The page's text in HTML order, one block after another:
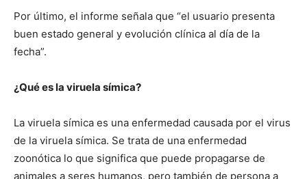
Por último, el informe señala que “el usuario presenta
buen estado general y evolución clínica al día de la
fecha”.
¿Qué es la viruela símica?
La viruela símica es una enfermedad causada por el virus
de la viruela símica. Se trata de una enfermedad
zoonótica lo que significa que puede propagarse de
animales a seres humanos, pero también de persona a